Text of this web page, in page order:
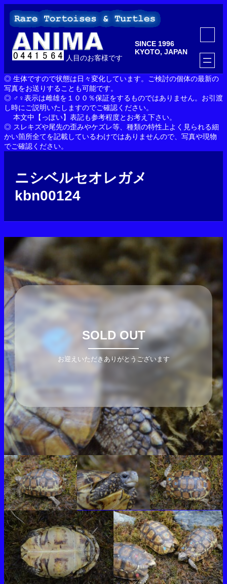
を
人目のお客様です
SINCE 1996
KYOTO, JAPAN
ア
コ
ン
リ
ン
ク
◎ 生体ですので状態は日々変化しています。ご検討の個体の最新の
写真をお送りすることも可能です。
◎ ♂♀表示は雌雄を１００％保証をするものではありません。お引渡
し時にご説明いたしますのでご確認ください。
本文中【っぽい】表記も参考程度とお考え下さい。
◎ スレキズや尾先の歪みやケズレ等、種類の特性上よく見られる細
かい箇所全てを記載しているわけではありませんので、写真や現物
でご確認ください。
ニシベルセオレガメ
kbn00124
SOLD OUT
お迎えいただきありがとうございます